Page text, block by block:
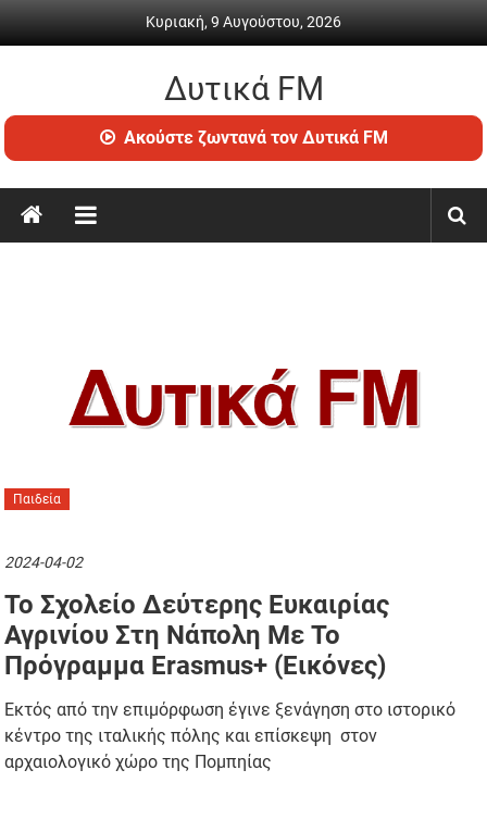
Κυριακή, 9 Αυγούστου, 2026
Δυτικά FM
Ραδιόφωνο
•
ενημέρωση
Ακούστε ζωντανά τον Δυτικά FM
Παιδεία
2024-04-02
Το Σχολείο Δεύτερης Ευκαιρίας
Αγρινίου Στη Νάπολη Με Το
Πρόγραμμα Erasmus+ (εικόνες)
Εκτός από την επιμόρφωση έγινε ξενάγηση στο ιστορικό
κέντρο της ιταλικής πόλης και επίσκεψη στον
αρχαιολογικό χώρο της Πομπηίας